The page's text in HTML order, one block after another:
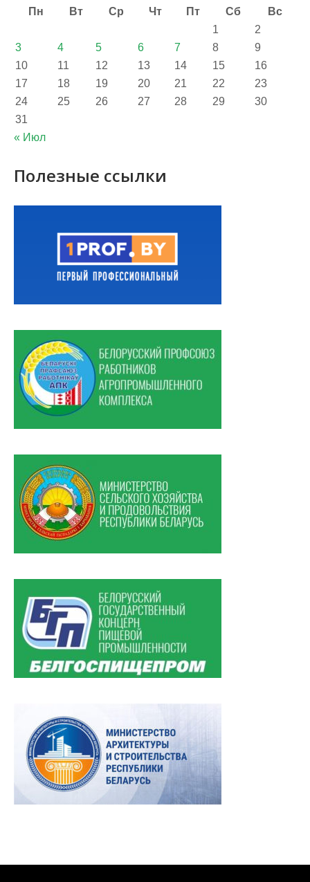
Пн
Вт Ср Чт Пт Сб
Вс
1
2
3
4 5 6 7 8
9
10
11 12 13 14 15
16
17
18 19 20 21 22
23
24
25 26 27 28 29
30
31
« Июл
Полезные ссылки